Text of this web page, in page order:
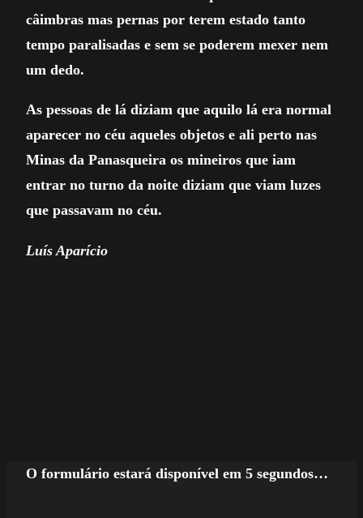
câimbras mas pernas por terem estado tanto
tempo paralisadas e sem se poderem mexer nem
um dedo.
As pessoas de lá diziam que aquilo lá era normal
aparecer no céu aqueles objetos e ali perto nas
Minas da Panasqueira os mineiros que iam
entrar no turno da noite diziam que viam luzes
que passavam no céu.
Luís Aparício
O formulário estará disponível em 5 segundos…